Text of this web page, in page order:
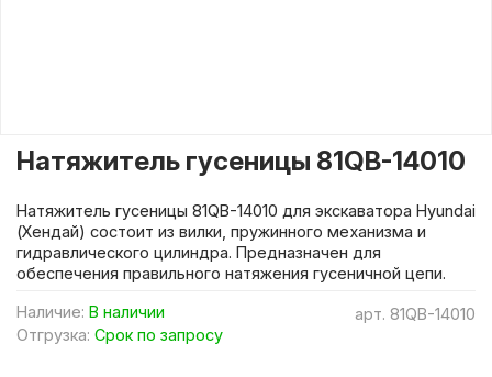
арт. 81QB-14010
Наличие: В наличии
Отгрузка: Срок по запросу
Натяжитель гусеницы 81QB-14010
Натяжитель гусеницы 81QB-14010 для экскаватора Hyundai
(Хендай) состоит из вилки, пружинного механизма и
гидравлического цилиндра. Предназначен для
обеспечения правильного натяжения гусеничной цепи.